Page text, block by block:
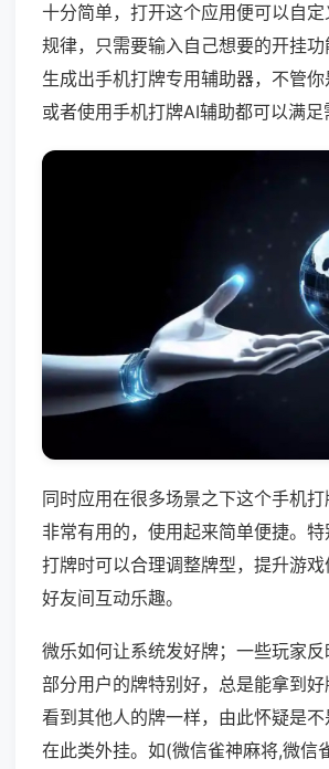
十分简单，打开这个应用便可以自
规律，只需要输入自己想要的开挂
生成出手机打牌专用辅助器，不管
或者使用手机打牌AI辅助都可以满足
同时应用在很多场景之下这个手机
非常有用的，使用起来简单便捷。
打牌时可以合理调整牌型，提升游
好友间互动乐趣。
微乐如何让系统发好牌；一些玩家反
部分用户的牌特别好，总是能拿到
看到其他人的牌一样，由此怀疑是
在此类外挂。如(微信雀神麻将,微信